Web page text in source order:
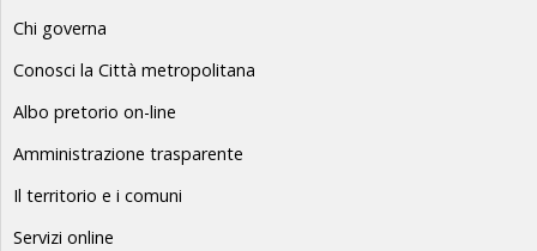
Chi governa
Conosci la Città metropolitana
Albo pretorio on-line
Amministrazione trasparente
Il territorio e i comuni
Servizi online